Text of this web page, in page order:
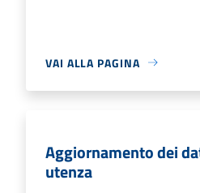
VAI ALLA PAGINA
Aggiornamento dei
utenza